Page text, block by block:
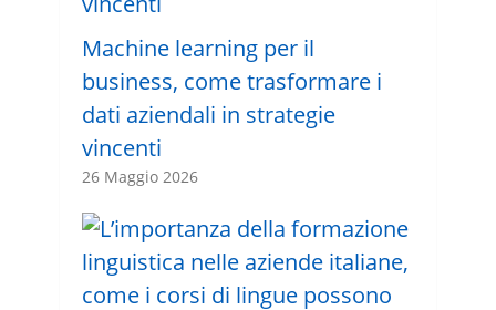
Machine learning per il
business, come trasformare i
dati aziendali in strategie
vincenti
26 Maggio 2026